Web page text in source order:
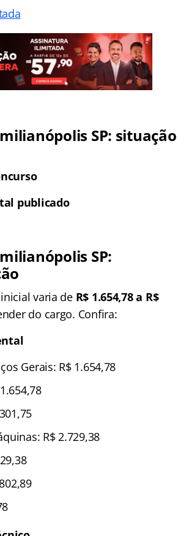
SP: situação
publicado
SP:
varia de R$ 1.654,78 a R$
do cargo. Confira:
Gerais: R$ 1.654,78
R$ 2.729,38